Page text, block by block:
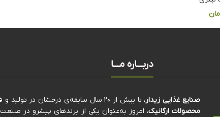
دربـــاره مـــا
صنایع غذایی زیدار، با بیش از ۲۰ سال سابقه‌ی درخشان در تولید و فرآوری
محصولات ارگانیک، امروز به‌عنوان یکی از برندهای پیشرو در صنعت